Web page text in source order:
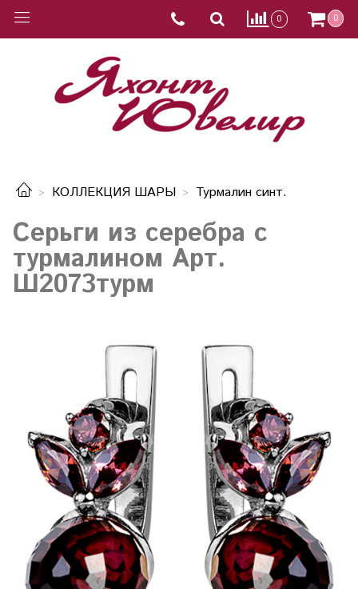
0 0
КОЛЛЕКЦИЯ ШАРЫ Турмалин синт.
Серьги из серебра с
турмалином Арт.
Ш2073турм